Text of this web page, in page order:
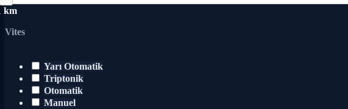
km
Vites
Yarı Otomatik
Triptonik
Otomatik
Manuel